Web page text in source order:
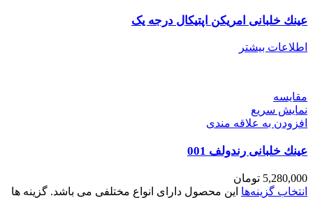
عينك خلبانی امریکن اپتیکال درجه یک
اطلاعات بیشتر
مقايسه
نمایش سریع
افزودن به علاقه مندی
عينك خلبانی رندولف 001
5,280,000 تومان
انتخاب گزینه‌ها این محصول دارای انواع مختلفی می باشد. گزینه ها